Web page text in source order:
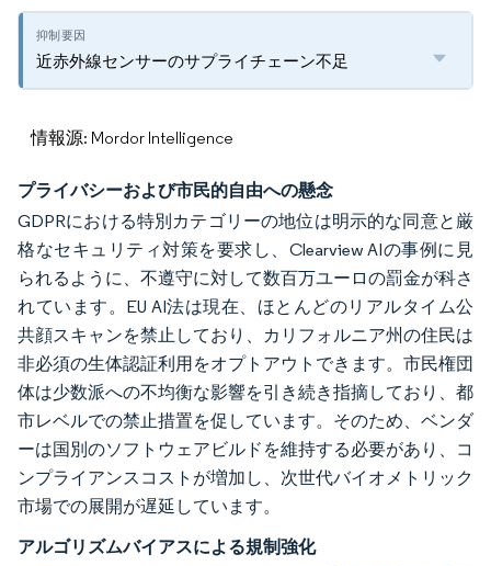
近赤外線センサーのサプライチェーン不足
情報源: Mordor Intelligence
プライバシーおよび市民的自由への懸念
GDPRにおける特別カテゴリーの地位は明示的な同意と厳
格なセキュリティ対策を要求し、Clearview AIの事例に見
られるように、不遵守に対して数百万ユーロの罰金が科さ
れています。EU AI法は現在、ほとんどのリアルタイム公
共顔スキャンを禁止しており、カリフォルニア州の住民は
非必須の生体認証利用をオプトアウトできます。市民権団
体は少数派への不均衡な影響を引き続き指摘しており、都
市レベルでの禁止措置を促しています。そのため、ベンダ
ーは国別のソフトウェアビルドを維持する必要があり、コ
ンプライアンスコストが増加し、次世代バイオメトリック
市場での展開が遅延しています。
アルゴリズムバイアスによる規制強化